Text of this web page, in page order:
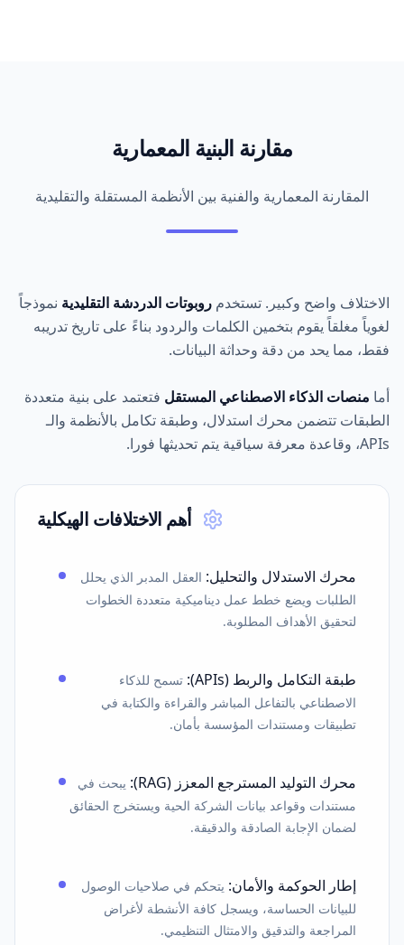
مقارنة البنية المعمارية
المقارنة المعمارية والفنية بين الأنظمة المستقلة والتقليدية
الاختلاف واضح وكبير. تستخدم روبوتات الدردشة التقليدية نموذجاً
لغوياً مغلقاً يقوم بتخمين الكلمات والردود بناءً على تاريخ تدريبه
فقط، مما يحد من دقة وحداثة البيانات.
أما منصات الذكاء الاصطناعي المستقل فتعتمد على بنية متعددة
الطبقات تتضمن محرك استدلال، وطبقة تكامل بالأنظمة والـ
APIs، وقاعدة معرفة سياقية يتم تحديثها فورا.
أهم الاختلافات الهيكلية
محرك الاستدلال والتحليل: العقل المدبر الذي يحلل
الطلبات ويضع خطط عمل ديناميكية متعددة الخطوات
لتحقيق الأهداف المطلوبة.
طبقة التكامل والربط (APIs) : تسمح للذكاء
الاصطناعي بالتفاعل المباشر والقراءة والكتابة في
تطبيقات ومستندات المؤسسة بأمان.
محرك التوليد المسترجع المعزز (RAG) : يبحث في
مستندات وقواعد بيانات الشركة الحية ويستخرج الحقائق
لضمان الإجابة الصادقة والدقيقة.
إطار الحوكمة والأمان: يتحكم في صلاحيات الوصول
للبيانات الحساسة، ويسجل كافة الأنشطة لأغراض
المراجعة والتدقيق والامتثال التنظيمي.